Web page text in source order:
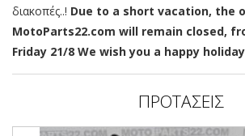
διακοπές..! Due to a short vacation, the
MotoParts22.com will remain closed,
Friday 21/8 We wish you a happy
ΠΡΟΤΑΣΕΙΣ